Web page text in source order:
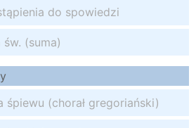
do spowiedzi
św. (suma)
śpiewu (chorał gregoriański)